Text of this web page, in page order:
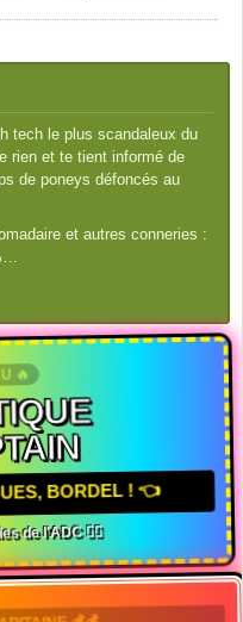
tech le plus scandaleux du
rien et te tient informé de
de poneys défoncés au
et autres conneries :
🔥
BORDEL ! 👈
de l'ADC 🏴‍☠️